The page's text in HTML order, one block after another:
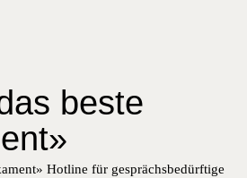
beste
Hotline für gesprächsbedürftige